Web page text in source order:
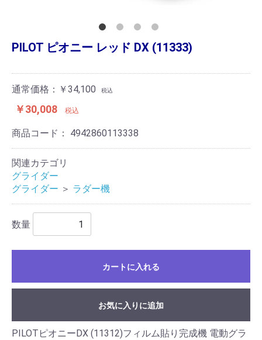
PILOT ピオニー レッド DX (11333)
通常価格：￥34,100 税込
￥30,008 税込
商品コード： 4942860113338
関連カテゴリ
グライダー
グライダー ＞ ラダー機
数量
カートに入れる
お気に入りに追加
PILOTピオニーDX (11312)フィルム貼り完成機 電動グラ